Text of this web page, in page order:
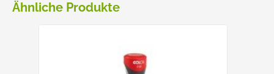
Ähnliche Produkte